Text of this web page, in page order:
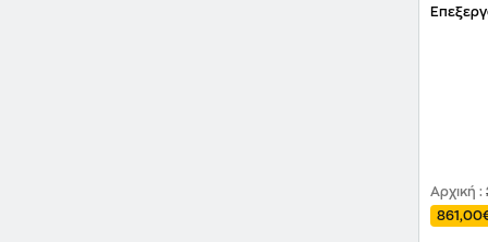
270K
Αρχική :